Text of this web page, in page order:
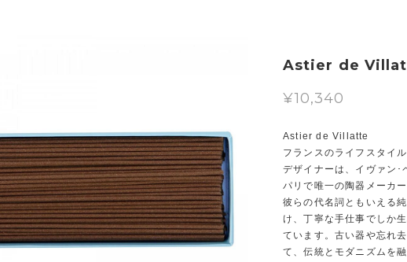
Astier de
¥10,340
Astier de Villatte
フランスのライフスタイ
デザイナーは、イヴァン･
パリで唯一の陶器メーカ
彼らの代名詞ともいえる
け、丁寧な手仕事でしか
ています。古い器や忘れ
て、伝統とモダニズムを